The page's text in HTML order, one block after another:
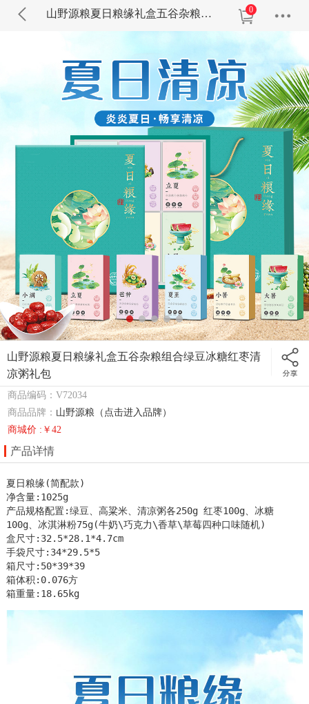
山野源粮夏日粮缘礼盒五谷杂粮组合绿豆冰糖红枣清凉粥礼包 0
山野源粮夏日粮缘礼盒五谷杂粮组合绿豆冰糖红枣清
凉粥礼包
商品编码：V72034
商品品牌： 山野源粮（点击进入品牌）
商城价 :￥42
产品详情
夏日粮缘(简配款)
净含量:1025g
产品规格配置:绿豆、高粱米、清凉粥各250g 红枣100g、冰糖
100g、冰淇淋粉75g(牛奶\巧克力\香草\草莓四种口味随机)
盒尺寸:32.5*28.1*4.7cm
手袋尺寸:34*29.5*5
箱尺寸:50*39*39
箱体积:0.076方
箱重量:18.65kg